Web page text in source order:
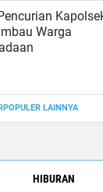
Warga
LAINNYA
HIBURAN